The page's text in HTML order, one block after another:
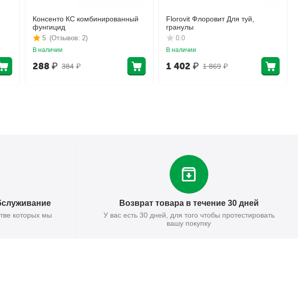
Консенто КС комбинированный
фунгицид
(Отзывов: 2)
5
В наличии
384 ₽
288₽
Florovit Флоровит Для туй,
гранулы
0.0
В наличии
1 869 ₽
1 402 ₽
которых мы
Возврат товара в течение 30 дней
У вас есть 30 дней, для того чтобы протестировать
вашу покупку